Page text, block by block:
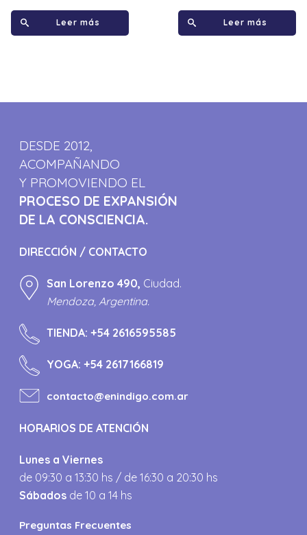
Leer más Leer más
DESDE 2012,
ACOMPAÑANDO
Y PROMOVIENDO EL
PROCESO DE EXPANSIÓN
DE LA CONSCIENCIA.
DIRECCIÓN / CONTACTO
San Lorenzo 490, Ciudad.
Mendoza, Argentina.
TIENDA:+54 2616595585
YOGA:+54 2617166819
contacto@enindigo.com.ar
HORARIOS DE ATENCIÓN
Lunes a Viernes
de 09:30 a 13:30 hs / de 16:30 a 20:30 hs
Sábados de 10 a 14 hs
Preguntas Frecuentes